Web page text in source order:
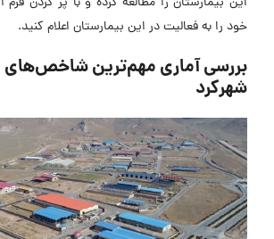
خود را به فعالیت در این بیمارستان اعلام کنید.
بررسی آماری مهم‌ترین شاخص‌های
شهرکرد